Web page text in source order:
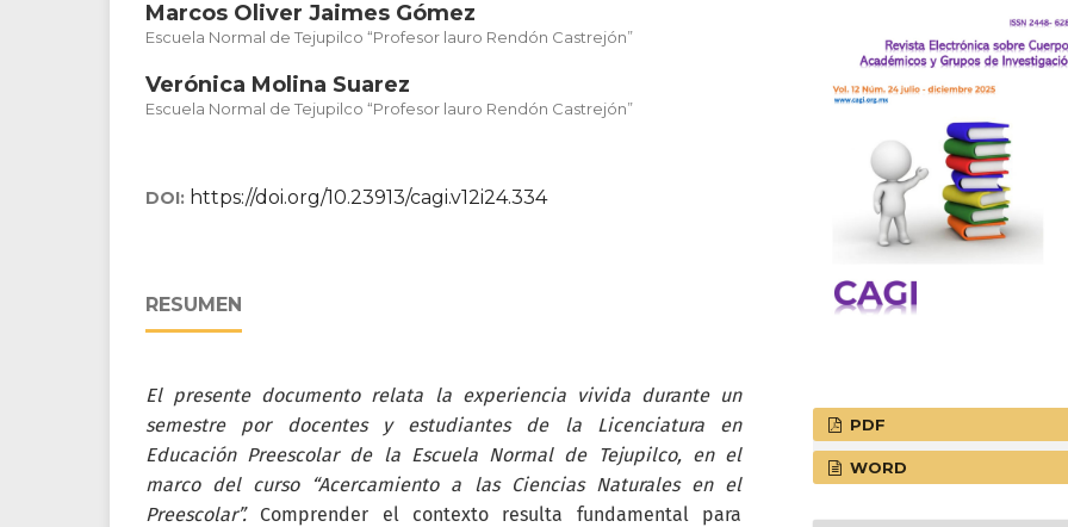
Marcos Oliver Jaimes Gómez
Escuela Normal de Tejupilco “Profesor lauro Rendón Castrejón”
Verónica Molina Suarez
Escuela Normal de Tejupilco “Profesor lauro Rendón Castrejón”
DOI: https://doi.org/10.23913/cagi.v12i24.334
RESUMEN
El presente documento relata la experiencia vivida durante un
semestre por docentes y estudiantes de la Licenciatura en
Educación Preescolar de la Escuela Normal de Tejupilco, en el
marco del curso “Acercamiento a las Ciencias Naturales en el
Preescolar”. Comprender el contexto resulta fundamental para
PDF
WORD